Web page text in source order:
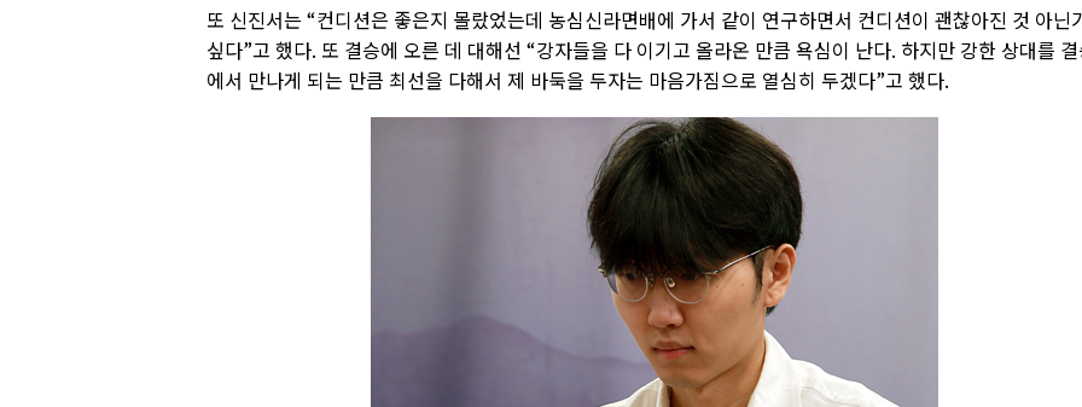
또 신진서는 “컨디션은 좋은지 몰랐었는데 농심신라면배에 가서 같이 연구하면서 컨디션이 괜찮아진 것 아닌
싶다”고 했다. 또 결승에 오른 데 대해선 “강자들을 다 이기고 올라온 만큼 욕심이 난다. 하지만 강한 상대를
에서 만나게 되는 만큼 최선을 다해서 제 바둑을 두자는 마음가짐으로 열심히 두겠다”고 했다.